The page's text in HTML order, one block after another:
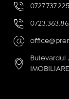
0727.737.225
Bulevardul